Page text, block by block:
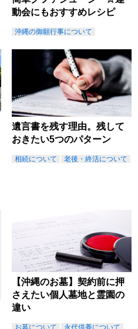
動会にもおすすめレシピ
沖縄の御願行事について
遺言書を残す理由。残して
おきたい5つのパターン
相続について 老後・終活について
【沖縄のお墓】契約前に押
さえたい個人墓地と霊園の
違い